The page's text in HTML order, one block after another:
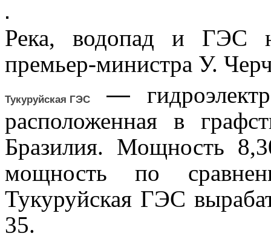
Река, водопад и ГЭС
премьер-министра У.
Тукуруйская ГЭС —
расположенная в
Бразилия. Мощность
мощность по
Тукуруйская ГЭС
35.